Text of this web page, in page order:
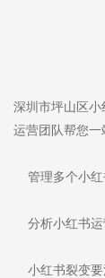
深圳市坪山区
运营团队帮您一
管理多个小红
分析小红书运
小红书裂变要